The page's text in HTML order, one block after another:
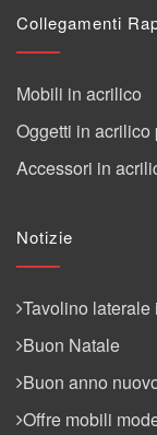
Collegamenti
Mobili in acrilico
Oggetti in acrilico
Accessori in
Notizie
Tavolino
Buon Natale
Buon anno
Offre mobili